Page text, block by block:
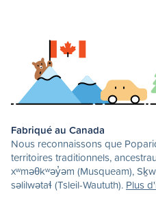
Fabriqué au Canada
Nous reconnaissons que
territoires traditionnels,
xʷməθkʷəy̓əm (Musqueam),
səlilwətaɬ (Tsleil-Waututh). Plus